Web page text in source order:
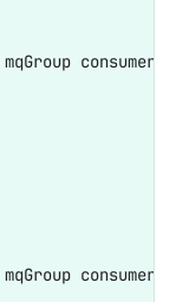
consumerB
mqGroup